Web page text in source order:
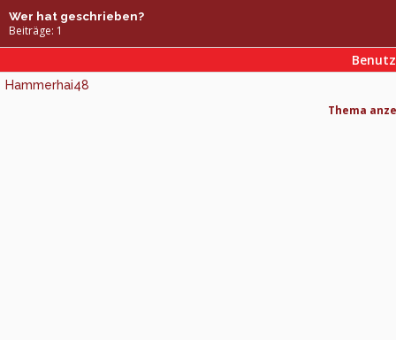
Wer hat geschrieben?
Beiträge: 1
Hammerhai48
Thema